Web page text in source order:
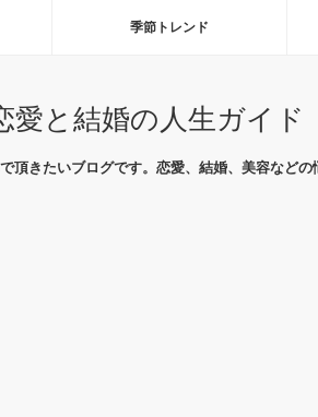
季節トレンド
愛と結婚の人生ガイド
きたいブログです。恋愛、結婚、美容など